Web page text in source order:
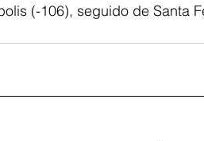
(-106), seguido de Santa